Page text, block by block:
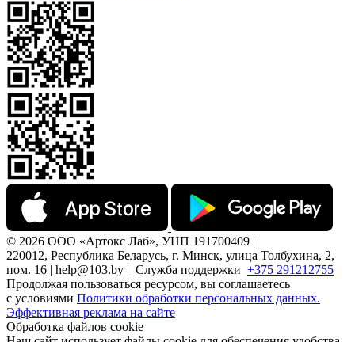
© 2026 ООО «Артокс Лаб», УНП 191700409 |
220012, Республика Беларусь, г. Минск, улица Толбухина, 2,
пом. 16 | help@103.by | Служба поддержки +375 291212755
Продолжая пользоваться ресурсом, вы соглашаетесь
с условиями Политики обработки персональных данных.
Эффективная реклама на сайте
Обработка файлов cookie